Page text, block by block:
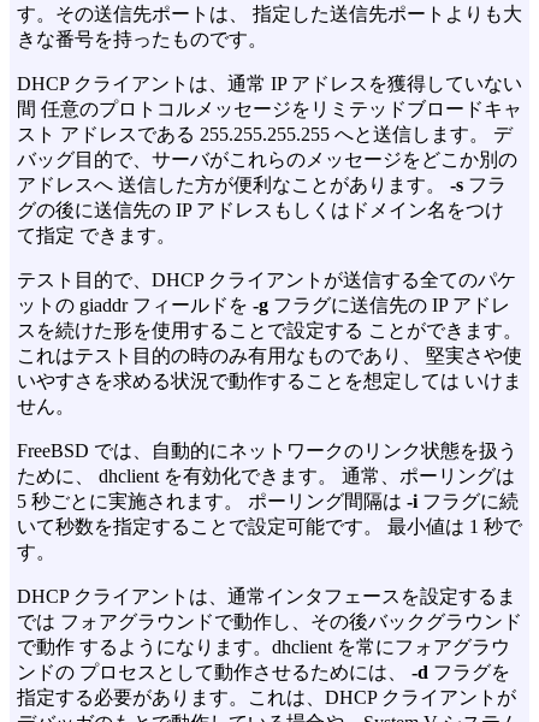
す。その送信先ポートは、 指定した送信先ポートよりも大
きな番号を持ったものです。
DHCP クライアントは、通常 IP アドレスを獲得していない
間 任意のプロトコルメッセージをリミテッドブロードキャ
スト アドレスである 255.255.255.255 へと送信します。 デ
バッグ目的で、サーバがこれらのメッセージをどこか別の
アドレスへ 送信した方が便利なことがあります。 -s フラ
グの後に送信先の IP アドレスもしくはドメイン名をつけ
て指定 できます。
テスト目的で、DHCP クライアントが送信する全てのパケ
ットの giaddr フィールドを -g フラグに送信先の IP アドレ
スを続けた形を使用することで設定する ことができます。
これはテスト目的の時のみ有用なものであり、 堅実さや使
いやすさを求める状況で動作することを想定しては いけま
せん。
FreeBSD では、自動的にネットワークのリンク状態を扱う
ために、 dhclient を有効化できます。 通常、ポーリングは
5 秒ごとに実施されます。 ポーリング間隔は -i フラグに続
いて秒数を指定することで設定可能です。 最小値は 1 秒で
す。
DHCP クライアントは、通常インタフェースを設定するま
では フォアグラウンドで動作し、その後バックグラウンド
で動作 するようになります。dhclient を常にフォアグラウ
ンドの プロセスとして動作させるためには、 -d フラグを
指定する必要があります。これは、DHCP クライアントが